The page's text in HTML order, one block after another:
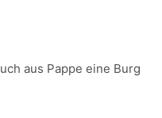
aus Pappe eine Burg